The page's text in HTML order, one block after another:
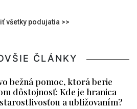
všetky podujatia >>
ČLÁNKY
bežná pomoc, ktorá berie
dôstojnosť: Kde je hranica
a ubližovaním?